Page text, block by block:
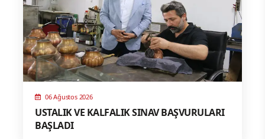
06 Ağustos 2026
USTALIK VE KALFALIK SINAV BAŞVURULARI
BAŞLADI